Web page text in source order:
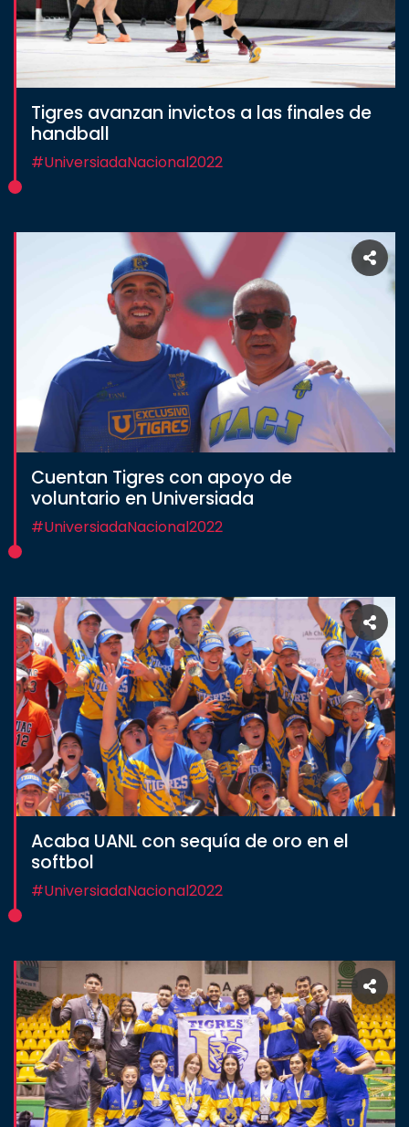
Tigres avanzan invictos a las finales de
handball
#UniversiadaNacional2022
Cuentan Tigres con apoyo de
voluntario en Universiada
#UniversiadaNacional2022
Acaba UANL con sequía de oro en el
softbol
#UniversiadaNacional2022